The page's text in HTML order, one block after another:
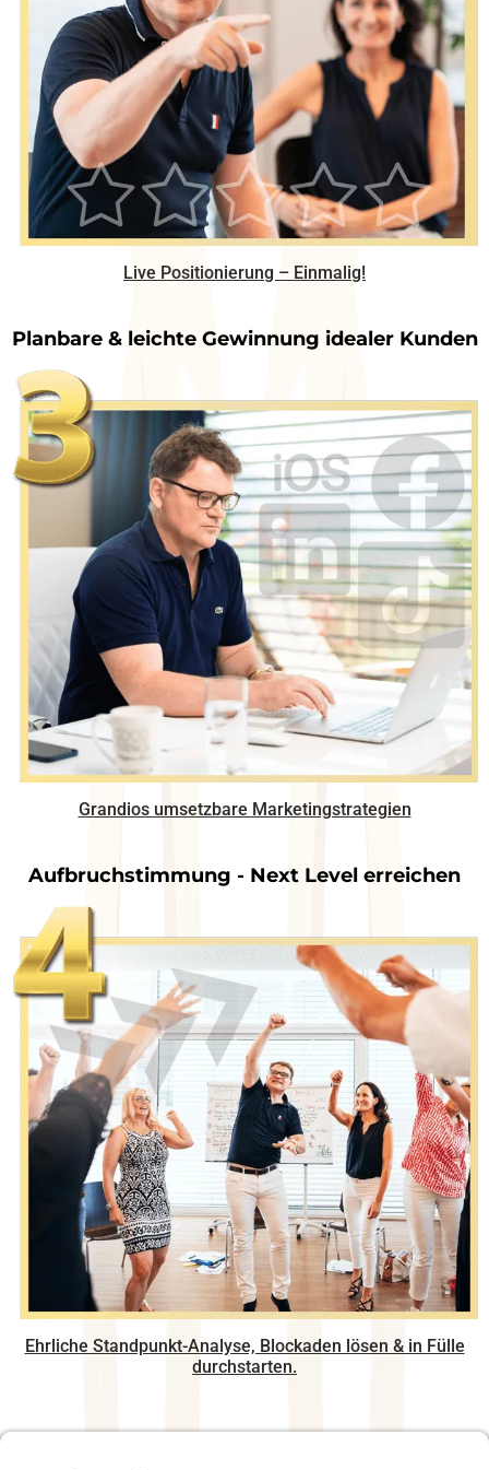
Live Positionierung – Einmalig!
Planbare & leichte Gewinnung idealer Kunden
Grandios umsetzbare Marketingstrategien
Aufbruchstimmung - Next Level erreichen
Ehrliche Standpunkt-Analyse, Blockaden lösen & in Fülle
durchstarten.